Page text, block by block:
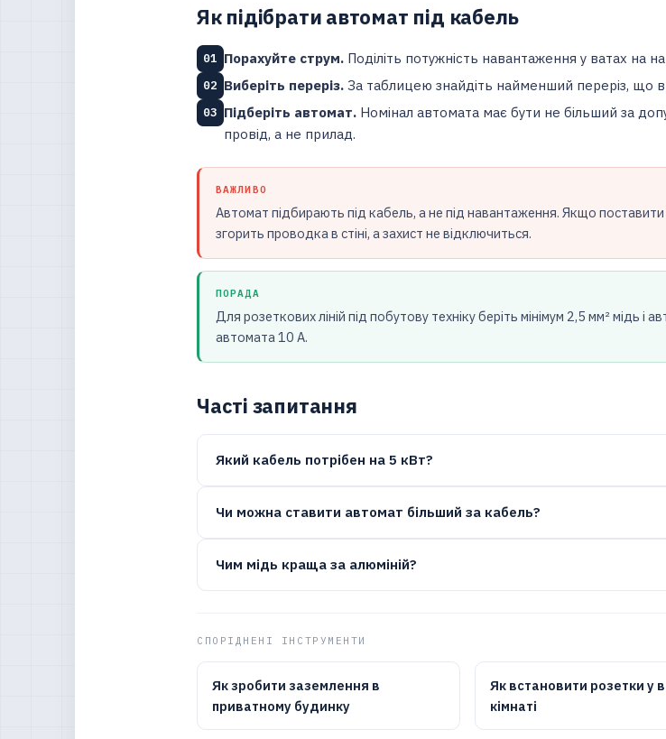
Як підібрати автомат під кабель
01 Порахуйте струм. Поділіть потужність навантаження у ватах на
02 Виберіть переріз. За таблицею знайдіть найменший переріз, що
03 Підберіть автомат. Номінал автомата має бути не більший за
провід, а не прилад.
ВАЖЛИВО
Автомат підбирають під кабель, а не під навантаження. Якщо
згорить проводка в стіні, а захист не відключиться.
ПОРАДА
Для розеткових ліній під побутову техніку беріть мінімум 2,5 мм² мідь і
автомата 10 А.
Часті запитання
Який кабель потрібен на 5 кВт?
Чи можна ставити автомат більший за кабель?
Чим мідь краща за алюміній?
СПОРІДНЕНІ ІНСТРУМЕНТИ
Як зробити заземлення в
приватному будинку
Як встановити розетки у
кімнаті